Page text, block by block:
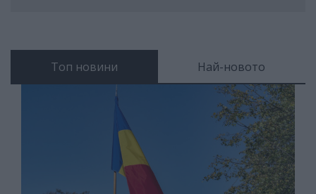
Топ новини Най-новото